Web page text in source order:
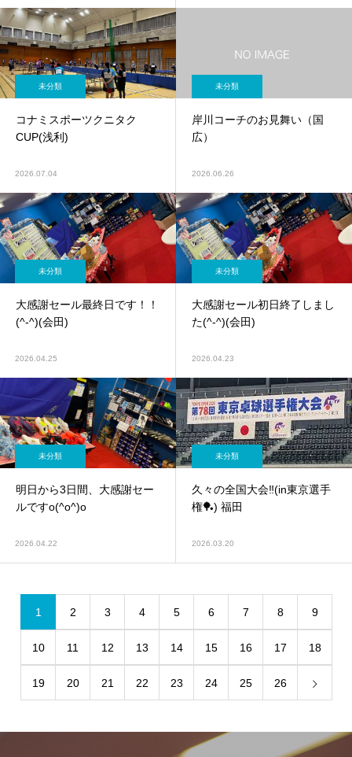
未分類
コナミスポーツクニタク
CUP(浅利)
2026.07.04
未分類
岸川コーチのお見舞い（国
広）
2026.06.26
未分類
大感謝セール最終日です！！
(^-^)(会田)
2026.04.25
未分類
大感謝セール初日終了しまし
た(^-^)(会田)
2026.04.23
未分類
明日から3日間、大感謝セー
ルですo(^o^)o
2026.04.22
未分類
久々の全国大会‼︎(in東京選手
権🏓) 福田
2026.03.20
1 2 3 4 5 6 7 8 9
10 11 12 13 14 15 16 17 18
19 20 21 22 23 24 25 26